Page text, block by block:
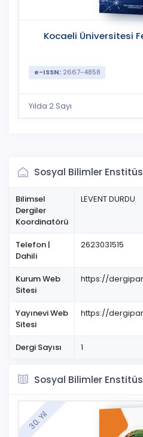
Kocaeli Üniversitesi
e-ISSN:2667-4858
Yılda 2 Sayı
Sosyal Bilimler
Bilimsel
Dergiler
Koordinatörü
LEVENT DURDU
Telefon |
Dahili
2623031515
Kurum Web
Sitesi
https://
Yayınevi Web
Sitesi
https://
Dergi Sayısı 1
Sosyal Bilimler
30. Yıl